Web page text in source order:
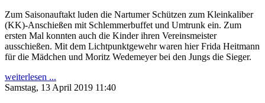
Zum Saisonauftakt luden die Nartumer Schützen zum Kleinkaliber
(KK)-Anschießen mit Schlemmerbuffet und Umtrunk ein. Zum
ersten Mal konnten auch die Kinder ihren Vereinsmeister
ausschießen. Mit dem Lichtpunktgewehr waren hier Frida Heitmann
für die Mädchen und Moritz Wedemeyer bei den Jungs die Sieger.
weiterlesen ...
Samstag, 13 April 2019 11:40